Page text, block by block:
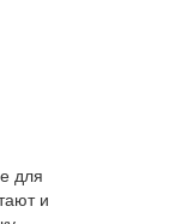
для
и